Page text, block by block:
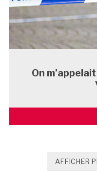
On
AFFICHER